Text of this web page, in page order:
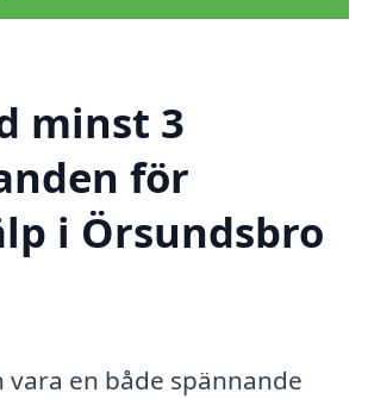
minst 3
för
i Örsundsbro
en både spännande